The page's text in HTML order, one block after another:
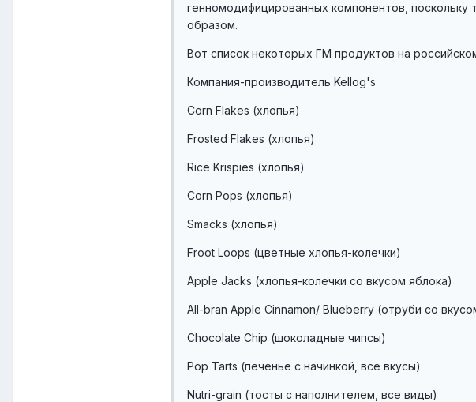
генномодифицированных компонентов,
образом.
Вот список некоторых ГМ продуктов на
Компания-производитель Kellog's
Corn Flakes (хлопья)
Frosted Flakes (хлопья)
Rice Krispies (хлопья)
Corn Pops (хлопья)
Smacks (хлопья)
Froot Loops (цветные хлопья-колечки)
Apple Jacks (хлопья-колечки со вкусом яблока)
All-bran Apple Cinnamon/ Blueberry (отруби со
Chocolate Chip (шоколадные чипсы)
Pop Tarts (печенье с начинкой, все вкусы)
Nutri-grain (тосты с наполнителем, все виды)